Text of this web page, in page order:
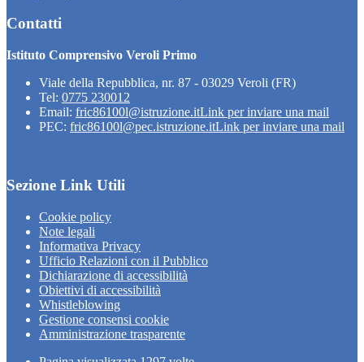
Contatti
Istituto Comprensivo Veroli Primo
Viale della Repubblica, nr. 87 - 03029 Veroli (FR)
Tel: 0775 230012
Email: fric86100l@istruzione.itLink per inviare una mail
PEC: fric86100l@pec.istruzione.itLink per inviare una mail
Sezione Link Utili
Cookie policy
Note legali
Informativa Privacy
Ufficio Relazioni con il Pubblico
Dichiarazione di accessibilità
Obiettivi di accessibilità
Whistleblowing
Gestione consensi cookie
Amministrazione trasparente